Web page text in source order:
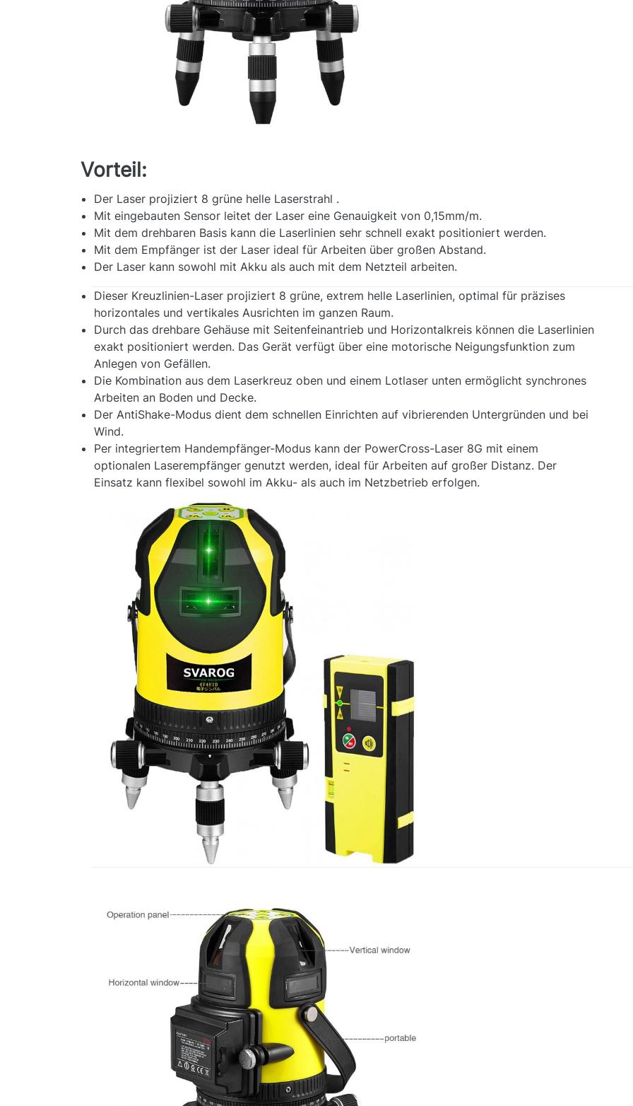
Vorteil:
Der Laser projiziert 8 grüne helle Laserstrahl .
Mit eingebauten Sensor leitet der Laser eine Genauigkeit von 0,15mm/m.
Mit dem drehbaren Basis kann die Laserlinien sehr schnell exakt positioniert werden.
Mit dem Empfänger ist der Laser ideal für Arbeiten über großen Abstand.
Der Laser kann sowohl mit Akku als auch mit dem Netzteil arbeiten.
Dieser Kreuzlinien-Laser projiziert 8 grüne, extrem helle Laserlinien, optimal für präzises
horizontales und vertikales Ausrichten im ganzen Raum.
Durch das drehbare Gehäuse mit Seitenfeinantrieb und Horizontalkreis können die Laserlinien
exakt positioniert werden. Das Gerät verfügt über eine motorische Neigungsfunktion zum
Anlegen von Gefällen.
Die Kombination aus dem Laserkreuz oben und einem Lotlaser unten ermöglicht synchrones
Arbeiten an Boden und Decke.
Der AntiShake-Modus dient dem schnellen Einrichten auf vibrierenden Untergründen und bei
Wind.
Per integriertem Handempfänger-Modus kann der PowerCross-Laser 8G mit einem
optionalen Laserempfänger genutzt werden, ideal für Arbeiten auf großer Distanz. Der
Einsatz kann flexibel sowohl im Akku- als auch im Netzbetrieb erfolgen.